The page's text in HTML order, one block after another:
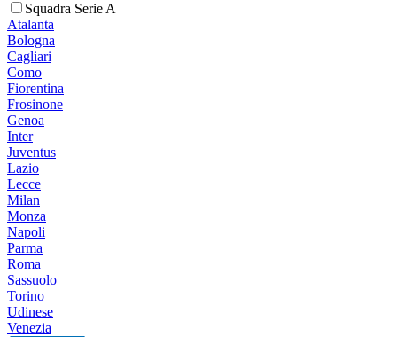
Squadra Serie A
Atalanta
Bologna
Cagliari
Como
Fiorentina
Frosinone
Genoa
Inter
Juventus
Lazio
Lecce
Milan
Monza
Napoli
Parma
Roma
Sassuolo
Torino
Udinese
Venezia